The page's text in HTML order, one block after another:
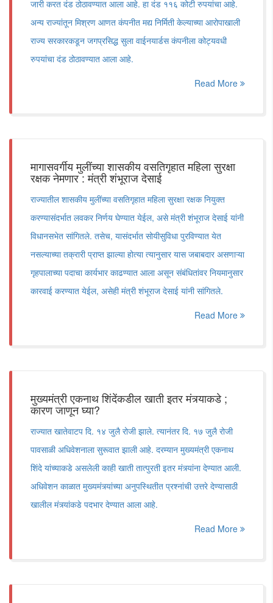
जारी करत दंड ठोठावण्यात आला आहे. हा दंड ११६ कोटी रुपयांचा आहे.
अन्य राज्यांतून मिश्रण आणत कंपनीत मद्य निर्मिती केल्याच्या आरोपाखाली
राज्य सरकारकडून जगप्रसिद्ध सुला वाईनयार्डस कंपनीला कोट्यवधी
रुपयांचा दंड ठोठावण्यात आला आहे.
Read More
मागासवर्गीय मुलींच्या शासकीय वसतिगृहात महिला सुरक्षा
रक्षक नेमणार : मंत्री शंभूराज देसाई
राज्यातील शासकीय मुलींच्या वसतिगृहात महिला सुरक्षा रक्षक नियुक्त
करण्यासंदर्भात लवकर निर्णय घेण्यात येईल, असे मंत्री शंभूराज देसाई यांनी
विधानसभेत सांगितले. तसेच, यासंदर्भात सोयीसुविधा पुरविण्यात येत
नसल्याच्या तक्रारी प्राप्त झाल्या होत्या त्यानुसार यास जबाबदार असणाऱ्या
गृहपालाच्या पदाचा कार्यभार काढण्यात आला असून संबंधितांवर नियमानुसार
कारवाई करण्यात येईल, असेही मंत्री शंभूराज देसाई यांनी सांगितले.
Read More
मुख्यमंत्री एकनाथ शिंदेंकडील खाती इतर मंत्र्याकडे ;
कारण जाणून घ्या?
राज्यात खातेवाटप दि. १४ जुलै रोजी झाले. त्यानंतर दि. १७ जुलै रोजी
पावसाळी अधिवेशनाला सुरूवात झाली आहे. दरम्यान मुख्यमंत्री एकनाथ
शिंदे यांच्याकडे असलेली काही खाती तात्पुरती इतर मंत्र्यांना देण्यात आली.
अधिवेशन काळात मुख्यमंत्र्यांच्या अनुपस्थितीत प्रश्नांची उत्तरे देण्यासाठी
खालील मंत्र्यांकडे पदभार देण्यात आला आहे.
Read More